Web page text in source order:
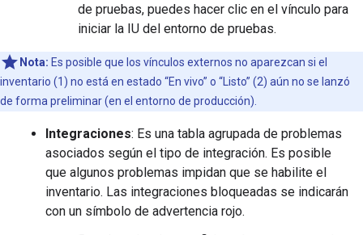
de pruebas, puedes hacer clic en el vínculo para
iniciar la IU del entorno de pruebas.
Nota: Es posible que los vínculos externos no aparezcan si el
inventario (1) no está en estado “En vivo” o “Listo” (2) aún no se lanzó
de forma preliminar (en el entorno de producción).
Integraciones: Es una tabla agrupada de problemas
asociados según el tipo de integración. Es posible
que algunos problemas impidan que se habilite el
inventario. Las integraciones bloqueadas se indicarán
con un símbolo de advertencia rojo.